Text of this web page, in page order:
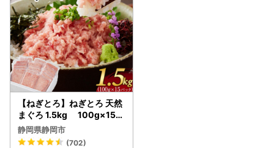
【ねぎとろ】ねぎとろ 天然
まぐろ 1.5kg 100g×15パ
ック
静岡県静岡市
(702)